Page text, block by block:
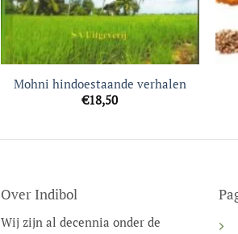
Mohni hindoestaande verhalen
€18,50
Over Indibol
Wij zijn al decennia onder de